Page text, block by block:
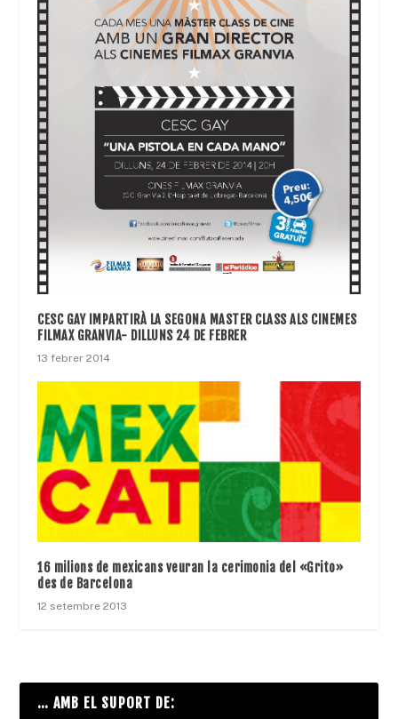
CESC GAY IMPARTIRÀ LA SEGONA MASTER CLASS ALS CINEMES
FILMAX GRANVIA- DILLUNS 24 DE FEBRER
13 febrer 2014
16 milions de mexicans veuran la cerimonia del «Grito»
des de Barcelona
12 setembre 2013
… AMB EL SUPORT DE: